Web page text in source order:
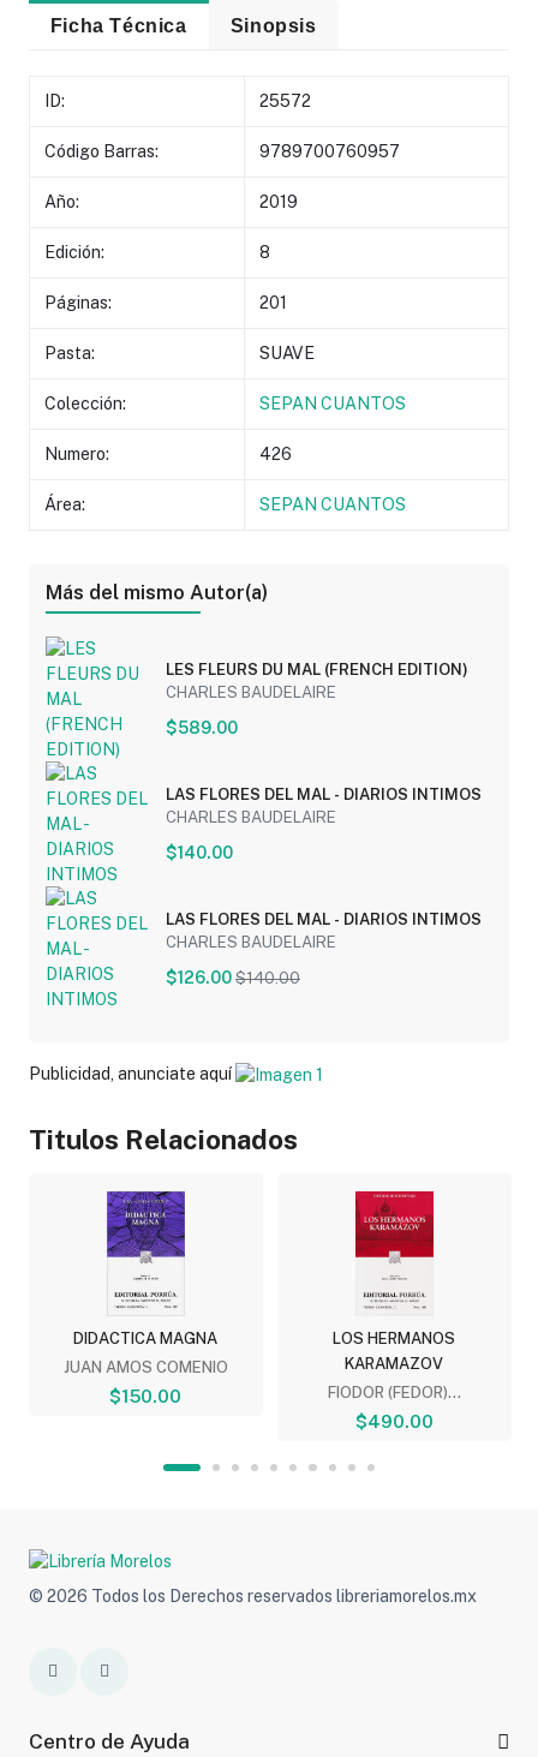
Ficha Técnica Sinopsis
ID: 25572
Código Barras: 9789700760957
Año: 2019
Edición: 8
Páginas: 201
Pasta: SUAVE
Colección: SEPAN CUANTOS
Numero: 426
Área: SEPAN CUANTOS
Más del mismo Autor(a)
LES FLEURS DU MAL (FRENCH EDITION)
CHARLES BAUDELAIRE
$589.00
LAS FLORES DEL MAL - DIARIOS INTIMOS
CHARLES BAUDELAIRE
$140.00
LAS FLORES DEL MAL - DIARIOS INTIMOS
CHARLES BAUDELAIRE
$126.00 $140.00
Publicidad, anunciate aquí
Titulos Relacionados
DIDACTICA MAGNA
JUAN AMOS COMENIO
$150.00
LOS HERMANOS
KARAMAZOV
FIODOR (FEDOR)...
$490.00
© 2026 Todos los Derechos reservados libreriamorelos.mx
Centro de Ayuda